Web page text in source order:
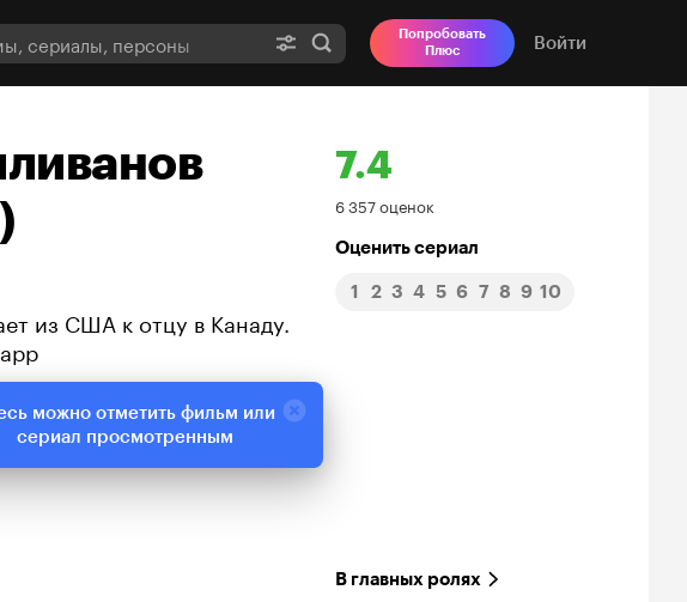
Попробовать
Плюс
Войти
)
из США к отцу в Канаду.
7.4
Рейтинг
Кинопоиска
7.4
6 357 оценок
Оценить сериал
1 2 3 4 5 6 7 8 9 10
В главных ролях
можно отметить фильм или
сериал просмотренным